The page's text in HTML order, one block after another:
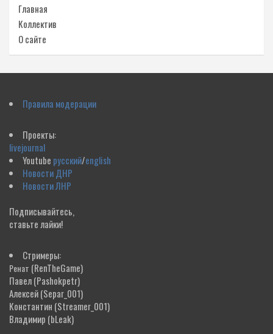
Главная
Коллектив
О сайте
Правила модерации
Проекты:
livejournal
Youtube русский/english
Новости ДНР
Новости ЛНР
Подписывайтесь,
ставьте лайки!
Стримеры:
Ренат (RenTheGame)
Павел(Pashokpetr)
Алексей(Separ_001)
Константин (Streamer_001)
Владимир (bLeak)